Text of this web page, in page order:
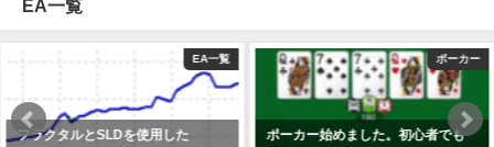
EA一覧
EA一覧
フラクタルとSLDを使用した
ポーカー
ポーカー始めました。初心者でも